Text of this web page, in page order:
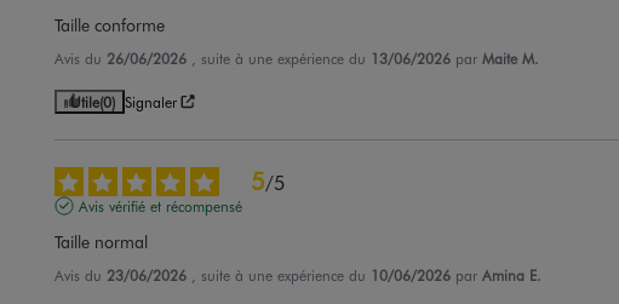
Taille conforme
Avis du 26/06/2026 , suite à une expérience du 13/06/2026 par Maite M.
Utile(0) Signaler
5/5
Avis vérifié et récompensé
Taille normal
Avis du 23/06/2026 , suite à une expérience du 10/06/2026 par Amina E.